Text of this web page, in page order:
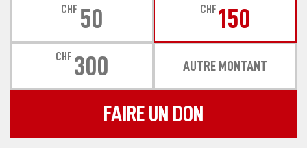
CHF 50 CHF 150
CHF 300 AUTRE MONTANT
FAIRE UN DON